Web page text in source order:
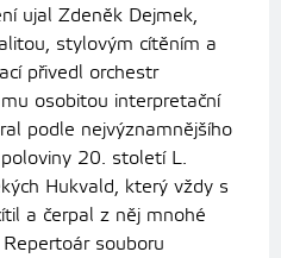
ujal Zdeněk Dejmek,
stylovým cítěním a
přivedl orchestr
osobitou interpretační
podle nejvýznamnějšího
20. století L.
Hukvald, který vždy s
a čerpal z něj mnohé
souboru